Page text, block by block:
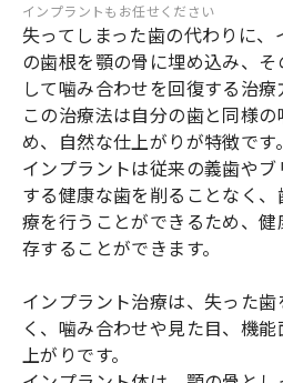
インプラントもお任せください
失ってしまった歯の代わりに
の歯根を顎の骨に埋め込み、
して噛み合わせを回復する治療
この治療法は自分の歯と同様
め、自然な仕上がりが特徴です。
インプラントは従来の義歯や
する健康な歯を削ることなく
療を行うことができるため、
存することができます。
インプラント治療は、失った
く、噛み合わせや見た目、機
上がりです。